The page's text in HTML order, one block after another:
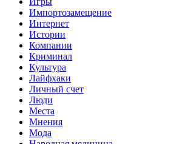
Импортозамещение
Интернет
Истории
Компании
Криминал
Культура
Лайфхаки
Личный счет
Люди
Места
Мнения
Мода